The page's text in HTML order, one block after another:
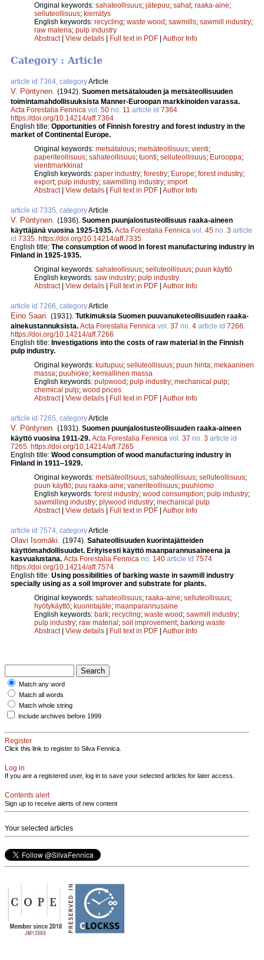
Original keywords: sahateollisuus; jätepuu; sahat; raaka-aine;
selluteollisuus; kierrätys
English keywords: recycling; waste wood; sawmills; sawmill industry;
raw materia; pulp industry
Abstract| View details | Full text in PDF | Author Info
Category : Article
article id 7364, categoryArticle
V. Pöntynen. (1942). Suomen metsätalouden ja metsäteollisuuden
toimintamahdollisuuksista Manner-Euroopan markkinoiden varassa.
Acta Forestalia Fennica vol. 50 no. 11 article id 7364.
https://doi.org/10.14214/aff.7364
English title: Opportunities of Finnish forestry and forest industry in the
market of Continental Europe.
Original keywords: metsätalous; metsäteollisuus; vienti;
paperiteollisuus; sahateollisuus; tuonti; selluteollisuus; Eurooppa;
vientimarkkinat
English keywords: paper industry; forestry; Europe; forest industry;
export; pulp industry; sawmilling industry; import
Abstract| View details Full text in PDF Author Info
article id 7335, categoryArticle
V. Pöntynen. (1936). Suomen puunjalostusteollisuus raaka-aineen
käyttäjänä vuosina 1925-1935. Acta Forestalia Fennica vol. 45 no. 3 article
id 7335. https://doi.org/10.14214/aff.7335
English title: The consumption of wood in forest manufacturing industry in
Finland in 1925-1935.
Original keywords: sahateollisuus; selluteollisuus; puun käyttö
English keywords: saw industry; pulp industry
Abstract| View details Full text in PDF Author Info
article id 7266, categoryArticle
Eino Saari. (1931). Tutkimuksia Suomen puuvanuketeollisuuden raaka-
ainekustannuksista. Acta Forestalia Fennica vol. 37 no. 4 article id 7266.
https://doi.org/10.14214/aff.7266
English title: Investigations into the costs of raw material in the Finnish
pulp industry.
Original keywords: kuitupuu; selluteollisuus; puun hinta; mekaaninen
massa; puuhioke; kemiallinen massa
English keywords: pulpwood ; pulp industry; mechanical pulp;
chemical pulp; wood prices
Abstract| View details Full text in PDF Author Info
article id 7265, categoryArticle
V. Pöntynen. (1931). Suomen puunjalostusteollisuuden raaka-aineen
käyttö vuosina 1911-29. Acta Forestalia Fennica vol. 37 no. 3 article id
7265. https://doi.org/10.14214/aff.7265
English title: Wood consumption of wood manufacturing industry in
Finland in 1911‒1929.
Original keywords: metsäteollisuus; sahateollisuus; selluteollisuus;
puun käyttö; puu raaka-aine; vaneriteollisuus; puuhiomo
English keywords: forest industry; wood consumption; pulp industry;
sawmilling industry; plywood industry; mechanical pulp
Abstract| View details Full text in PDF Author Info
article id 7574, categoryArticle
Olavi Isomäki. (1974). Sahateollisuuden kuorintajätteiden
käyttömahdollisuudet. Erityisesti käyttö maanparannusaineena ja
kasvualustana. Acta Forestalia Fennica no. 140 article id 7574.
https://doi.org/10.14214/aff.7574
English title: Using possibilities of barking waste in sawmill industry
specially using as a soil improver and substrate for plants.
Original keywords: sahateollisuus; raaka-aine; selluteollisuus;
hyötykäyttö; kuorintajäte; maanparannusaine
English keywords: bark; recycling; waste wood ; sawmill industry;
pulp industry; raw material ; soil improvement; barking waste
Abstract| View details Full text in PDF Author Info
Match any word
Match all words
Match whole string
Include archives before 1999
Register
Click this link to register to Silva Fennica.
Log in
If you are a registered user, log in to save your selected articles for later access.
Contents alert
Sign up to receive alerts of new content
Your selected articles